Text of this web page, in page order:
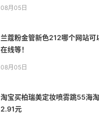
08月05日
兰蔻粉金管新色212哪个网站可
在线等！
08月05日
淘宝买柏瑞美定妆喷雾跳55海
2.91元